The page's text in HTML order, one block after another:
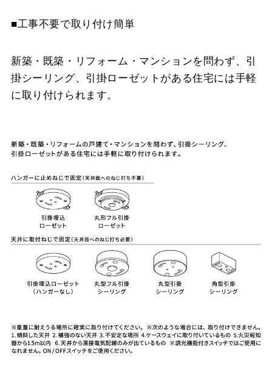
■工事不要で取り付け簡単
新築・既築・リフォーム・マンションを問わず、引
掛シーリング、引掛ローゼットがある住宅には手軽
に取り付けられます。